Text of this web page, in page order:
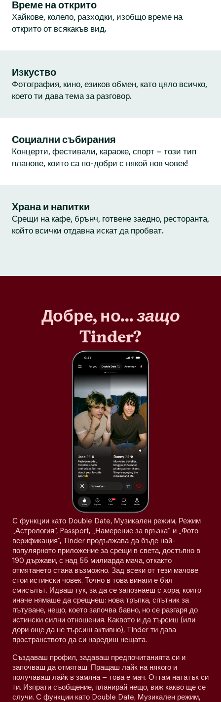
Време на открито
Хайкове, колело, разходки, изобщо време на
открито от всякакъв вид.
Изкуство
Фотография, кино, езиков обмен, като цяло всичко,
което ти дава тема за разговор.
Социални събирания
Концерти, фестивали, караоке, спорт – този тип
планове, които са по-добри с някой нов човек!
Храна и напитки
Срещи на кафе, брънч, готвене заедно, ресторанта,
който всички отдавна искат да пробват.
Добре, но...защо
Tinder?
С функции като Double Date, Музикален режим, Режим
„Астрология“, Passport, „Намерение за връзка“ и „Фото
верификация“, Tinder продължава да бъде най-
популярното приложение за срещи в света, достъпно в
190 държави, с над 55 милиарда мача, откакто
отмятането стана възможно. Зад всеки от тези мачове
стои истински човек. Точно в това винаги е бил
смисълът. Идваш тук, за да се запознаеш с хора, които
иначе нямаше да срещнеш: нова тръпка, спътник за
пътуване, нещо, което започва бавно, но се разгаря до
истински силни отношения. Каквото и да търсиш (или
дори още да не търсиш активно), Tinder ти дава
пространството да си наредиш нещата.
Създаваш профил, задаваш предпочитанията си и
започваш да отмяташ. Пращаш лайк на някого и
получаваш лайк в замяна – това е мач. Оттам нататък си
ти. Изпрати съобщение, планирай нещо, виж какво ще се
случи. С функции като Double Date, Музикален режим,